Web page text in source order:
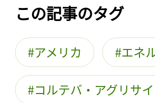
この記事のタグ
アメリカ エネ
コルテバ・アグリサ